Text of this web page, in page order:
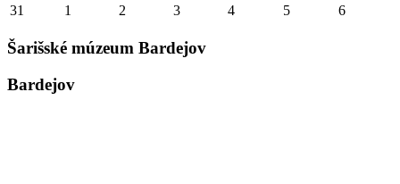
31 1 2 3 4 5 6
Šarišské múzeum Bardejov
Bardejov